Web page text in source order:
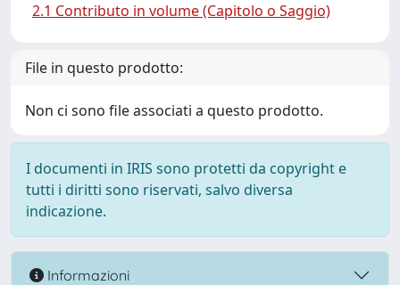
2.1 Contributo in volume (Capitolo o Saggio)
File in questo prodotto:
Non ci sono file associati a questo prodotto.
I documenti in IRIS sono protetti da copyright e
tutti i diritti sono riservati, salvo diversa
indicazione.
Informazioni